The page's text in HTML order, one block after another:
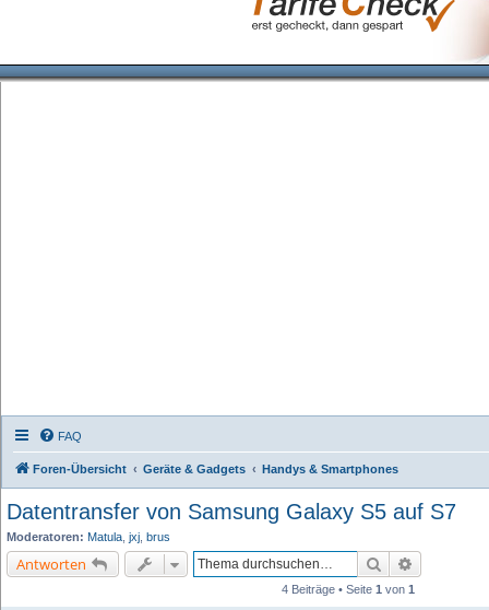
FAQ
Foren-Übersicht Geräte & Gadgets Handys & Smartphones
Datentransfer von Samsung Galaxy S5 auf S7
Moderatoren: Matula jxj brus
Antworten Suche
4 Beiträge • Seite 1 von 1